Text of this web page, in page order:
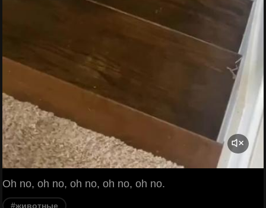
Oh no, oh no, oh no, oh no, oh no.
#животные